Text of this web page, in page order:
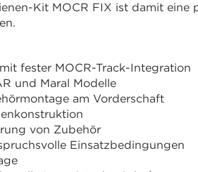
Kit MOCR FIX ist damit
fester MOCR-Track-Integration
und Maral Modelle
am Vorderschaft
von Zubehör
Einsatzbedingungen